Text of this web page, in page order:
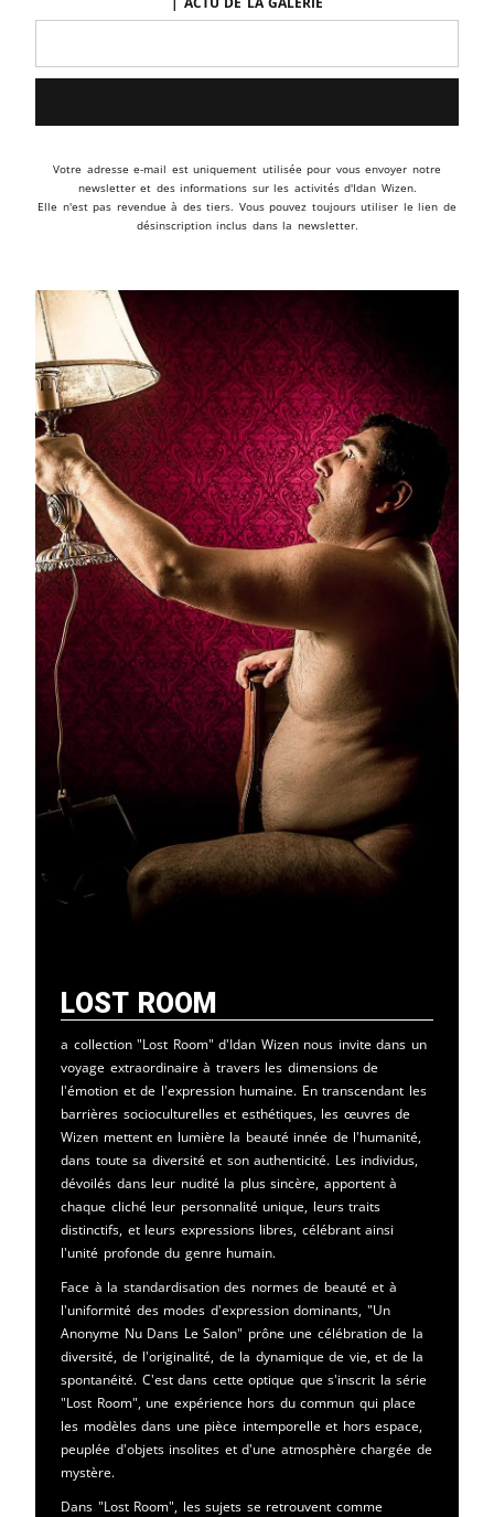
Votre adresse e-mail est uniquement utilisée pour vous envoyer notre
newsletter et des informations sur les activités d'Idan Wizen.
Elle n'est pas revendue à des tiers. Vous pouvez toujours utiliser le lien de
désinscription inclus dans la newsletter.
Lost Room
a collection "Lost Room" d'Idan Wizen nous invite dans un
voyage extraordinaire à travers les dimensions de
l'émotion et de l'expression humaine. En transcendant les
barrières socioculturelles et esthétiques, les œuvres de
Wizen mettent en lumière la beauté innée de l'humanité,
dans toute sa diversité et son authenticité. Les individus,
dévoilés dans leur nudité la plus sincère, apportent à
chaque cliché leur personnalité unique, leurs traits
distinctifs, et leurs expressions libres, célébrant ainsi
l'unité profonde du genre humain.
Face à la standardisation des normes de beauté et à
l'uniformité des modes d'expression dominants, "Un
Anonyme Nu Dans Le Salon" prône une célébration de la
diversité, de l'originalité, de la dynamique de vie, et de la
spontanéité. C'est dans cette optique que s'inscrit la série
"Lost Room", une expérience hors du commun qui place
les modèles dans une pièce intemporelle et hors espace,
peuplée d'objets insolites et d'une atmosphère chargée de
mystère.
Dans "Lost Room", les sujets se retrouvent comme